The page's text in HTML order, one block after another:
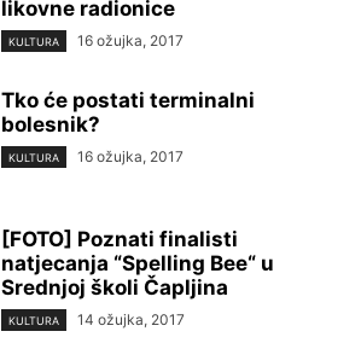
likovne radionice
KULTURA 16 ožujka, 2017
Tko će postati terminalni
bolesnik?
KULTURA 16 ožujka, 2017
[FOTO] Poznati finalisti
natjecanja “Spelling Bee“ u
Srednjoj školi Čapljina
KULTURA 14 ožujka, 2017